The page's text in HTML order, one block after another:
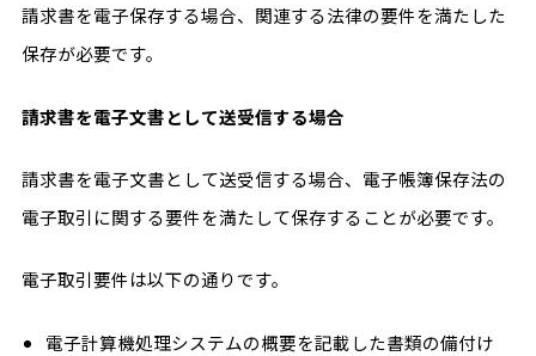
請求書を電子保存する場合、関連する法律の要件を満たした
保存が必要です。
請求書を電子文書として送受信する場合
請求書を電子文書として送受信する場合、電子帳簿保存法の
電子取引に関する要件を満たして保存することが必要です。
電子取引要件は以下の通りです。
電子計算機処理システムの概要を記載した書類の備付け